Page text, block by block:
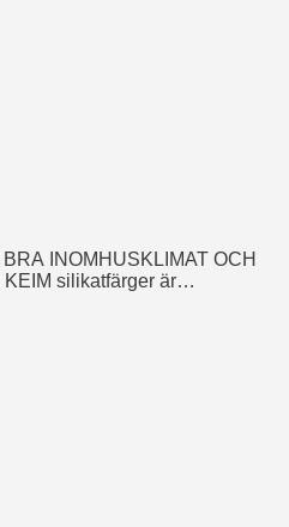
INOMHUSKLIMAT OCH
silikatfärger är